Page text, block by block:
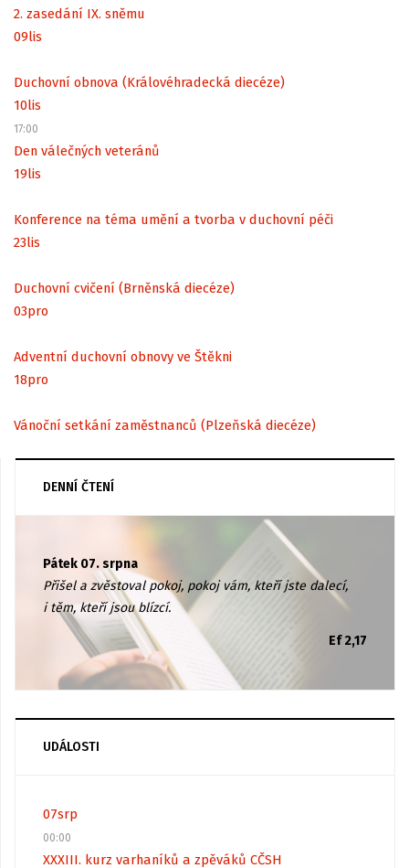
2. zasedání IX. sněmu
09lis
Duchovní obnova (Královéhradecká diecéze)
10lis
17:00
Den válečných veteránů
19lis
Konference na téma umění a tvorba v duchovní péči
23lis
Duchovní cvičení (Brněnská diecéze)
03pro
Adventní duchovní obnovy ve Štěkni
18pro
Vánoční setkání zaměstnanců (Plzeňská diecéze)
DENNÍ ČTENÍ
Pátek 07. srpna
Přišel a zvěstoval pokoj, pokoj vám, kteří jste dalecí,
i těm, kteří jsou blízcí.
Ef 2,17
UDÁLOSTI
07srp
00:00
XXXIII. kurz varhaníků a zpěváků CČSH